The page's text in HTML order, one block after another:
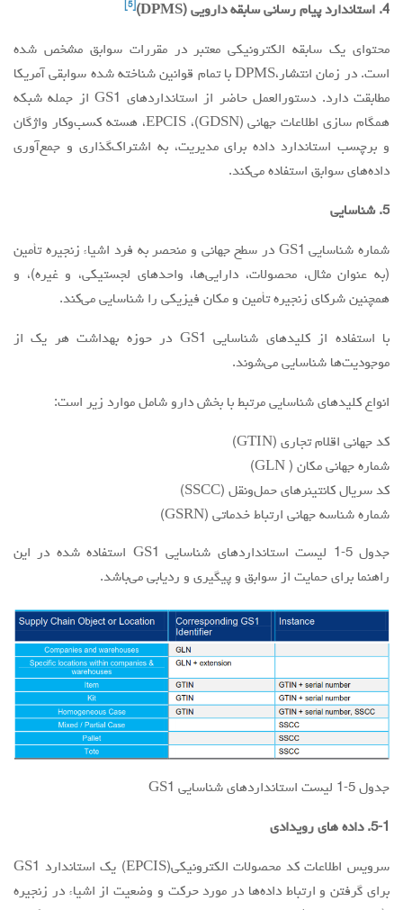
4. استاندارد پیام رسانی سابقه دارویی (DPMS) [5]
محتوای یک سابقه الکترونیکی معتبر در مقررات سوابق مشخص شده
است. در زمان انتشار،DPMS با تمام قوانین شناخته شده سوابقی آمریکا
مطابقت دارد. دستورالعمل حاضر از استانداردهای GS1 از جمله شبکه
همگام سازی اطلاعات جهانی (GDSN)، EPCIS، هسته کسب‌وکار واژگان
و برچسب استاندارد داده برای مدیریت، به اشتراک‌گذاری و جمع‌آوری
داده‌های سوابق استفاده می‌کند.
5. شناسایی
شماره شناسایی GS1 در سطح جهانی و منحصر به فرد اشیاء زنجیره تأمین
(به عنوان مثال، محصولات، دارایی‌ها، واحدهای لجستیکی، و غیره)، و
همچنین شرکای زنجیره تأمین و مکان فیزیکی را شناسایی می‌کند.
با استفاده از كليد‌هاي شناسايي GS1 در حوزه بهداشت هر يك از
موجوديت‌ها شناسايي مي‌شوند.
انواع کلیدهای شناسایی مرتبط با بخش دارو شامل موارد زیر است:
کد جهانی اقلام تجاری (GTIN)
شماره جهانی مكان ( GLN)
كد سريال کانتینرهای حمل‌ونقل (SSCC)
شماره شناسه جهاني ارتباط خدماتي (GSRN)
جدول 5-1 لیست استانداردهای شناسایی GS1 استفاده شده در این
راهنما برای حمایت از سوابق و پیگیری و ردیابی می‌باشد.
جدول 5-1 لیست استانداردهای شناسایی GS1
5-1. داده های رویدادی
سرویس اطلاعات کد محصولات الکترونیکی(EPCIS) یک استاندارد GS1
برای گرفتن و ارتباط داده‌ها در مورد حرکت و وضعیت از اشیاء در زنجیره